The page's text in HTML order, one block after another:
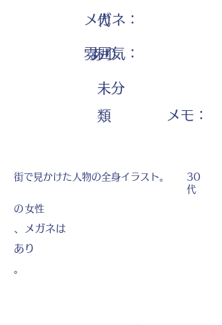
代
メガネ：
あり
雰囲気：
未分
類
​メモ：
街で見かけた人物の全身イラスト。
30
代
の 女性
、メガネは
あり
。